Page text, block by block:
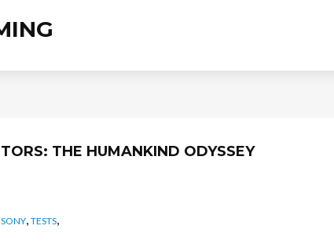
THE HUMANKIND ODYSSEY
SONY, TESTS,